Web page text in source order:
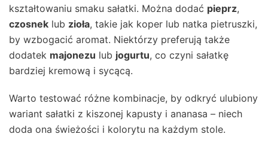
kształtowaniu smaku sałatki. Można dodać pieprz,
czosnek lub zioła, takie jak koper lub natka pietruszki,
by wzbogacić aromat. Niektórzy preferują także
dodatek majonezu lub jogurtu, co czyni sałatkę
bardziej kremową i sycącą.
Warto testować różne kombinacje, by odkryć ulubiony
wariant sałatki z kiszonej kapusty i ananasa – niech
doda ona świeżości i kolorytu na każdym stole.